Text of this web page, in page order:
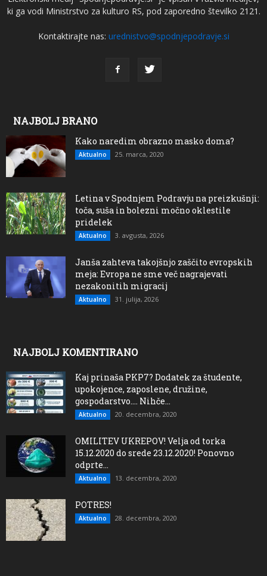
ki ga vodi Ministrstvo za kulturo RS, pod zaporedno številko 2121.
Kontaktirajte nas: urednistvo@spodnjepodravje.si
NAJBOLJ BRANO
Kako naredim obrazno masko doma?
Aktualno 25. marca, 2020
Letina v Spodnjem Podravju na preizkušnji:
toča, suša in bolezni močno oklestile
pridelek
Aktualno 3. avgusta, 2026
Janša zahteva takojšnjo zaščito evropskih
meja: Evropa ne sme več nagrajevati
nezakonitih migracij
Aktualno 31. julija, 2026
NAJBOLJ KOMENTIRANO
Kaj prinaša PKP7? Dodatek za študente,
upokojence, zaposlene, družine,
gospodarstvo…. Nihče...
Aktualno 20. decembra, 2020
OMILITEV UKREPOV! Velja od torka
15.12.2020 do srede 23.12.2020! Ponovno
odprte...
Aktualno 13. decembra, 2020
POTRES!
Aktualno 28. decembra, 2020